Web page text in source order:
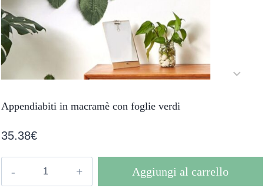
Appendiabiti in macramè con foglie verdi
35.38€
Aggiungi al carrello